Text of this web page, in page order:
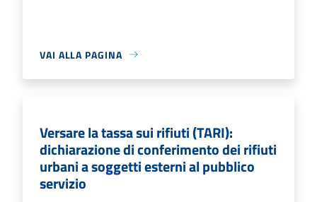
VAI ALLA PAGINA
Versare la tassa sui rifiuti (TARI):
dichiarazione di conferimento dei rifiuti
urbani a soggetti esterni al pubblico
servizio